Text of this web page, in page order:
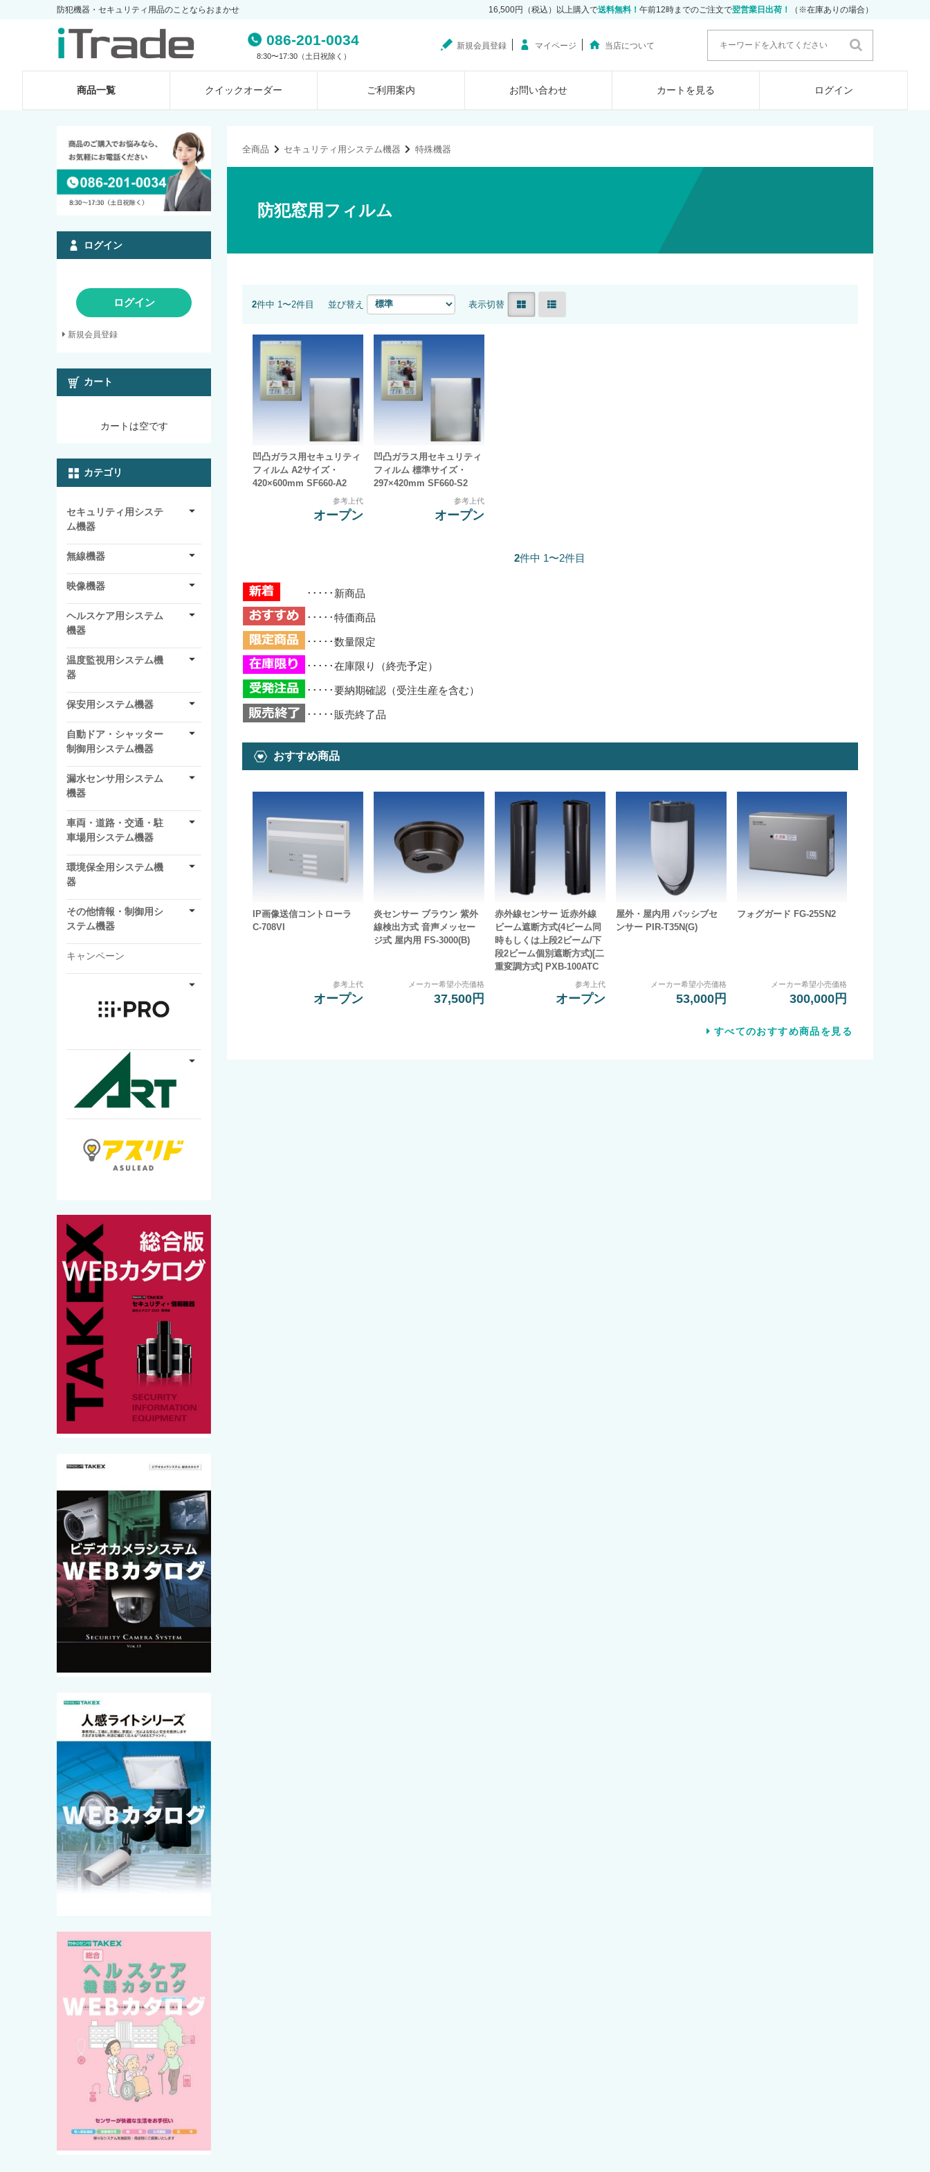
防犯機器・セキュリティ用品のことならおまかせ 16,500円（税込）以上購入で送料無料！ 午前12時までのご注文で翌営業日出荷！ （※在庫ありの場合）
086-201-0034
8:30〜17:30（土日祝除く）
新規会員登録 マイページ 当店について
商品一覧 クイックオーダー ご利用案内 お問い合わせ カートを見る ログイン
全商品 セキュリティ用システム機器 特殊機器
防犯窓用フィルム
2件中 1〜2件目 並び替え 表示切替
凹凸ガラス用セキュリティ
フィルム A2サイズ・
420×600mm SF660-A2
参考上代
オープン
凹凸ガラス用セキュリティ
フィルム 標準サイズ・
297×420mm SF660-S2
参考上代
オープン
2件中 1〜2件目
･････新商品
･････特価商品
･････数量限定
･････在庫限り（終売予定）
･････要納期確認（受注生産を含む）
･････販売終了品
おすすめ商品
IP画像送信コントローラ
C-708VI
参考上代
オープン
炎センサー ブラウン 紫外
線検出方式 音声メッセー
ジ式 屋内用 FS-3000(B)
メーカー希望小売価格
37,500円
赤外線センサー 近赤外線
ビーム遮断方式(4ビーム同
時もしくは上段2ビーム/下
段2ビーム個別遮断方式)[二
重変調方式] PXB-100ATC
参考上代
オープン
屋外・屋内用 パッシブセ
ンサー PIR-T35N(G)
メーカー希望小売価格
53,000円
フォグガード FG-25SN2
メーカー希望小売価格
300,000円
すべてのおすすめ商品を見る
ログイン
ログイン
新規会員登録
カート
カートは空です
カテゴリ
セキュリティ用システ
ム機器
無線機器
映像機器
ヘルスケア用システム
機器
温度監視用システム機
器
保安用システム機器
自動ドア・シャッター
制御用システム機器
漏水センサ用システム
機器
車両・道路・交通・駐
車場用システム機器
環境保全用システム機
器
その他情報・制御用シ
ステム機器
キャンペーン